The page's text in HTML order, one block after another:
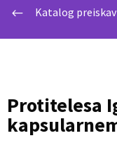
# Katalog preiskav
Protitelesa